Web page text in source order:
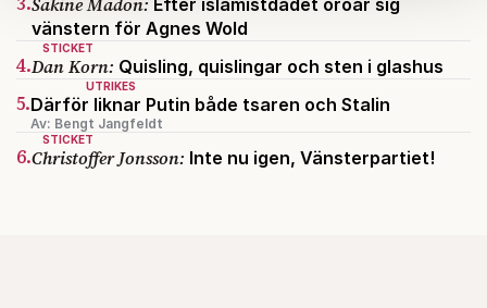
Om du vill läsa mer om hur vi hanterar personuppgifter
kan du göra det
här
Efter islamistdådet oroar sig
vänstern för Agnes Wold
STICKET
4.Dan Korn: Quisling, quislingar och sten i glashus
UTRIKES
5.Därför liknar Putin både tsaren och Stalin
Av: Bengt Jangfeldt
STICKET
6.Christoffer Jonsson: Inte nu igen, Vänsterpartiet!